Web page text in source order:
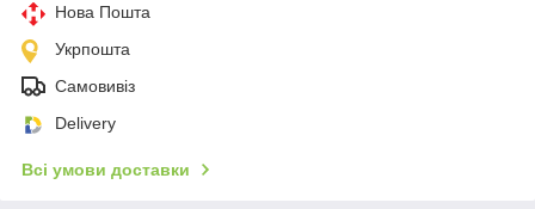
Нова Пошта
Укрпошта
Самовивіз
Delivery
Всі умови доставки